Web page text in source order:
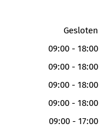
Gesloten
09:00 - 18:00
09:00 - 18:00
09:00 - 18:00
09:00 - 18:00
09:00 - 17:00